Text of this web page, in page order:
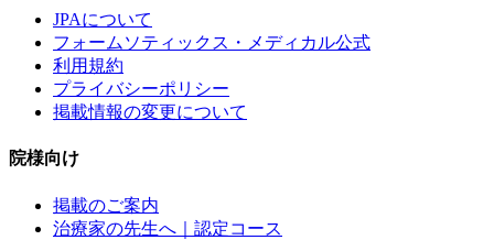
JPAについて
フォームソティックス・メディカル公式
利用規約
プライバシーポリシー
掲載情報の変更について
院様向け
掲載のご案内
治療家の先生へ｜認定コース